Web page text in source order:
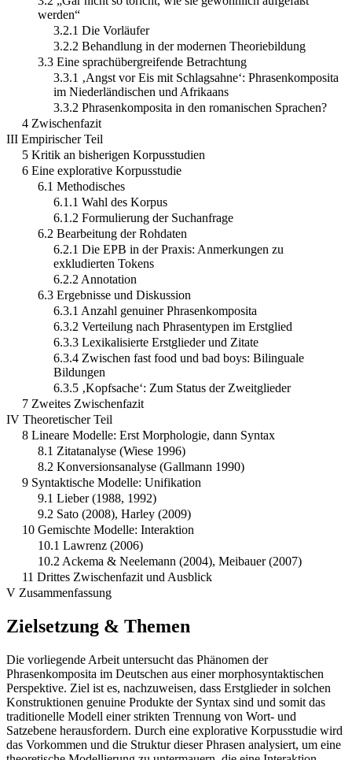
werden“
3.2.1 Die Vorläufer
3.2.2 Behandlung in der modernen Theoriebildung
3.3 Eine sprachübergreifende Betrachtung
3.3.1 ‚Angst vor Eis mit Schlagsahne‘: Phrasenkomposita
im Niederländischen und Afrikaans
3.3.2 Phrasenkomposita in den romanischen Sprachen?
4 Zwischenfazit
III Empirischer Teil
5 Kritik an bisherigen Korpusstudien
6 Eine explorative Korpusstudie
6.1 Methodisches
6.1.1 Wahl des Korpus
6.1.2 Formulierung der Suchanfrage
6.2 Bearbeitung der Rohdaten
6.2.1 Die EPB in der Praxis: Anmerkungen zu
exkludierten Tokens
6.2.2 Annotation
6.3 Ergebnisse und Diskussion
6.3.1 Anzahl genuiner Phrasenkomposita
6.3.2 Verteilung nach Phrasentypen im Erstglied
6.3.3 Lexikalisierte Erstglieder und Zitate
6.3.4 Zwischen fast food und bad boys: Bilinguale
Bildungen
6.3.5 ‚Kopfsache‘: Zum Status der Zweitglieder
7 Zweites Zwischenfazit
IV Theoretischer Teil
8 Lineare Modelle: Erst Morphologie, dann Syntax
8.1 Zitatanalyse (Wiese 1996)
8.2 Konversionsanalyse (Gallmann 1990)
9 Syntaktische Modelle: Unifikation
9.1 Lieber (1988, 1992)
9.2 Sato (2008), Harley (2009)
10 Gemischte Modelle: Interaktion
10.1 Lawrenz (2006)
10.2 Ackema & Neelemann (2004), Meibauer (2007)
11 Drittes Zwischenfazit und Ausblick
V Zusammenfassung
Zielsetzung & Themen
Die vorliegende Arbeit untersucht das Phänomen der
Phrasenkomposita im Deutschen aus einer morphosyntaktischen
Perspektive. Ziel ist es, nachzuweisen, dass Erstglieder in solchen
Konstruktionen genuine Produkte der Syntax sind und somit das
traditionelle Modell einer strikten Trennung von Wort- und
Satzebene herausfordern. Durch eine explorative Korpusstudie wird
das Vorkommen und die Struktur dieser Phrasen analysiert, um eine